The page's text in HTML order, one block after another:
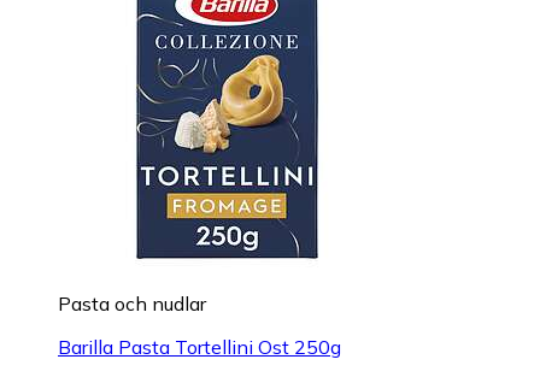
Pasta och nudlar
Barilla Pasta Tortellini Ost 250g